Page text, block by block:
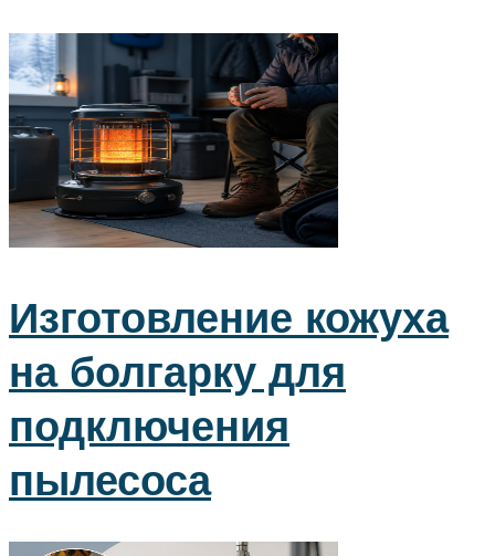
Изготовление кожуха
на болгарку для
подключения
пылесоса